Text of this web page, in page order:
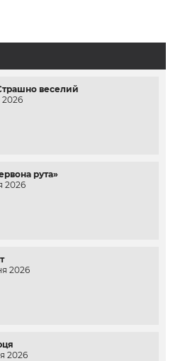
веселий
2026
рута»
2026
2026
2026